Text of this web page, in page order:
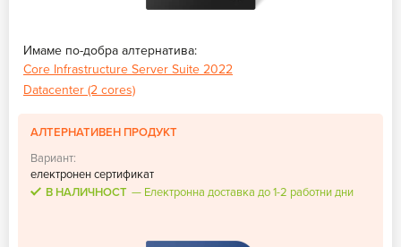
Имаме по-добра алтернатива:
Core Infrastructure Server Suite 2022
Datacenter (2 cores)
АЛТЕРНАТИВЕН ПРОДУКТ
Вариант:
електронен сертификат
В НАЛИЧНОСТ
Електронна доставка до 1-2 работни дни